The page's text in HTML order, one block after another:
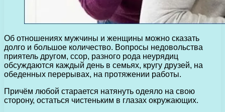
Об отношениях мужчины и женщины можно сказать
долго и большое количество. Вопросы недовольства
приятель другом, ссор, разного рода неурядиц
обсуждаются каждый день в семьях, кругу друзей, на
обеденных перерывах, на протяжении работы.
Причём любой старается натянуть одеяло на свою
сторону, остаться чистеньким в глазах окружающих.